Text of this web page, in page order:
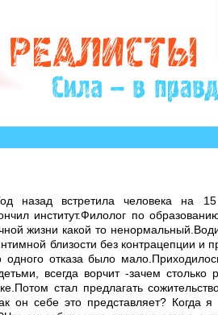
назад встретила человека на
институт.Филолог по
жизни какой то
близости без контрацепции и
отказа было
всегда ворчит -зачем столько
стал предлагать
он себе это представляет? Когда